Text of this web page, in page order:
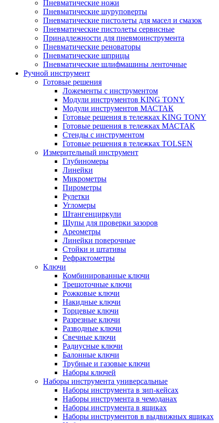
Пневматические ножи
Пневматические шуруповерты
Пневматические пистолеты для масел и смазок
Пневматические пистолеты сервисные
Принадлежности для пневмоинструмента
Пневматические реноваторы
Пневматические шприцы
Пневматические шлифмашины ленточные
Ручной инструмент
Готовые решения
Ложементы с инструментом
Модули инструментов KING TONY
Модули инструментов МАСТАК
Готовые решения в тележках KING TONY
Готовые решения в тележках МАСТАК
Стенды с инструментом
Готовые решения в тележках TOLSEN
Измерительный инструмент
Глубиномеры
Линейки
Микрометры
Пирометры
Рулетки
Угломеры
Штангенциркули
Щупы для проверки зазоров
Ареометры
Линейки поверочные
Стойки и штативы
Рефрактометры
Ключи
Комбинированные ключи
Трещоточные ключи
Рожковые ключи
Накидные ключи
Торцевые ключи
Разрезные ключи
Разводные ключи
Свечные ключи
Радиусные ключи
Балонные ключи
Трубные и газовые ключи
Наборы ключей
Наборы инструмента универсальные
Наборы инструмента в зип-кейсах
Наборы инструмента в чемоданах
Наборы инструмента в ящиках
Наборы инструментов в выдвижных ящиках